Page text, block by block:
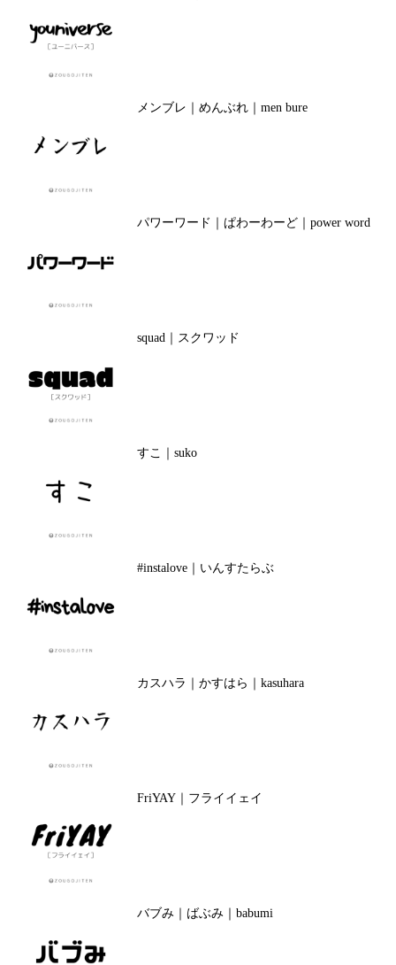
メンブレ｜めんぶれ｜men bure
パワーワード｜ぱわーわーど｜power word
squad｜スクワッド
すこ｜suko
#instalove｜いんすたらぶ
カスハラ｜かすはら｜kasuhara
FriYAY｜フライイェイ
バブみ｜ばぶみ｜babumi